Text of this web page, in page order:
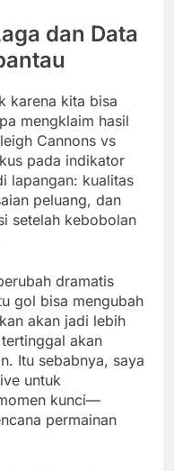
dan Data
karena kita bisa
mengklaim hasil
Cannons vs
pada indikator
lapangan: kualitas
peluang, dan
setelah kebobolan
dramatis
gol bisa mengubah
akan jadi lebih
akan
Itu sebabnya, saya
untuk
kunci—
permainan